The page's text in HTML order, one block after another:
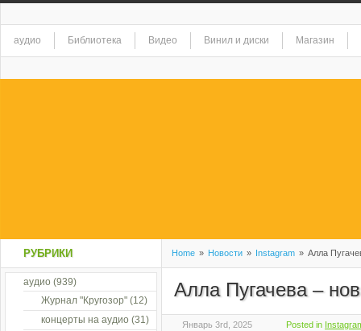
аудио Библиотека Видео Винил и диски Магазин
Home » Новости » Instagram » Алла
Алла Пугачева –
Январь 3rd, 2025 Posted in
РУБРИКИ
аудио (939)
Журнал "Кругозор" (12)
концерты на аудио (31)